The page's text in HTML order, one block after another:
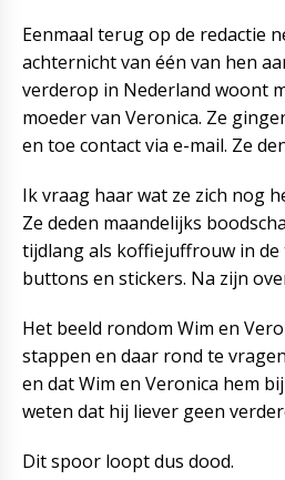
Eenmaal terug op de redactie
achternicht van één van hen
verderop in Nederland woont
moeder van Veronica. Ze
en toe contact via e-mail. Ze
Ik vraag haar wat ze zich nog
Ze deden maandelijks
tijdlang als koffiejuffrouw in de
buttons en stickers. Na zijn
Het beeld rondom Wim en
stappen en daar rond te
en dat Wim en Veronica hem
weten dat hij liever geen
Dit spoor loopt dus dood.